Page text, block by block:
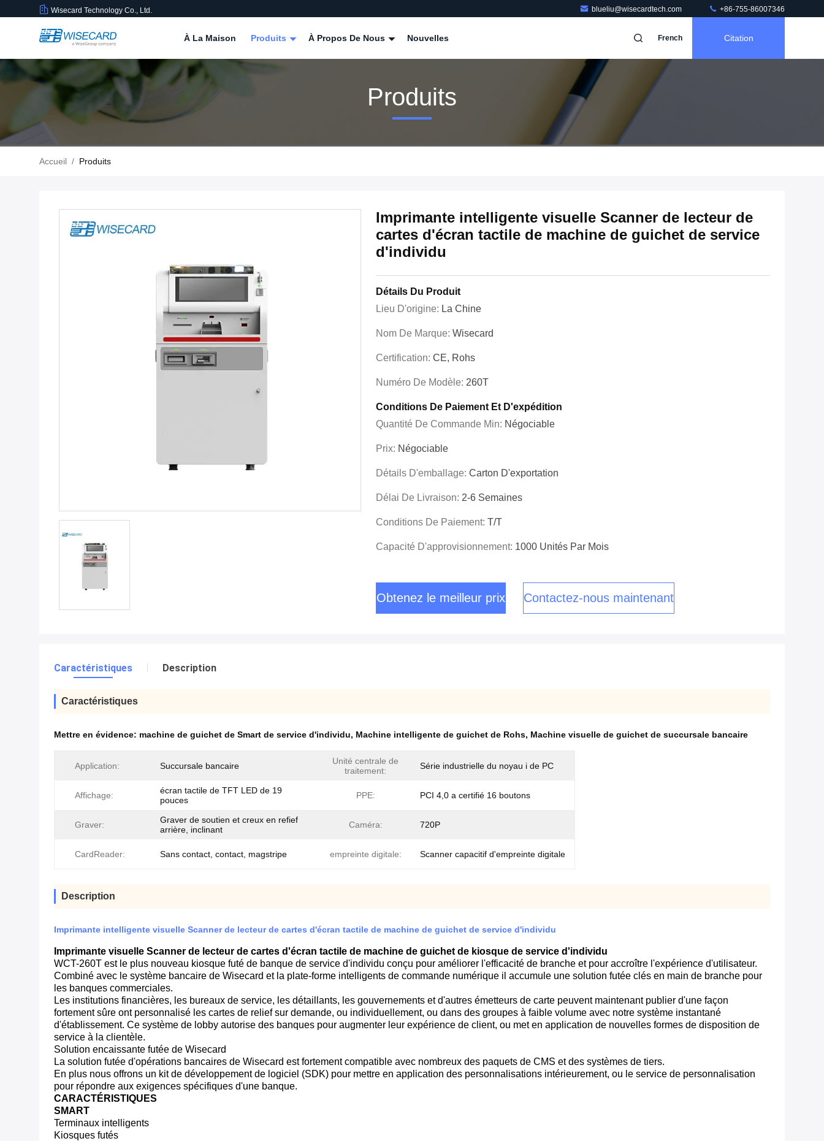
Wisecard Technology Co., Ltd. blueliu@wisecardtech.com +86-755-86007346
À La Maison Produits À Propos De Nous Nouvelles French Citation
Produits
Accueil / Produits
Imprimante intelligente visuelle Scanner de lecteur de
cartes d'écran tactile de machine de guichet de service
d'individu
Détails Du Produit
Lieu D'origine: La Chine
Nom De Marque: Wisecard
Certification: CE, Rohs
Numéro De Modèle: 260T
Conditions De Paiement Et D'expédition
Quantité De Commande Min: Négociable
Prix: Négociable
Détails D'emballage: Carton D'exportation
Délai De Livraison: 2-6 Semaines
Conditions De Paiement: T/T
Capacité D'approvisionnement: 1000 Unités Par Mois
Obtenez le meilleur prix Contactez-nous maintenant
Caractéristiques Description
Caractéristiques
Mettre en évidence: machine de guichet de Smart de service d'individu, Machine intelligente de guichet de Rohs, Machine visuelle de guichet de succursale bancaire
Application: Succursale bancaire
Unité centrale de
traitement:
Série industrielle du noyau i de PC
Affichage:
écran tactile de TFT LED de 19
pouces
PPE: PCI 4,0 a certifié 16 boutons
Graver:
Graver de soutien et creux en refief
arrière, inclinant
Caméra: 720P
CardReader: Sans contact, contact, magstripe empreinte digitale: Scanner capacitif d'empreinte digitale
Description
Imprimante intelligente visuelle Scanner de lecteur de cartes d'écran tactile de machine de guichet de service d'individu
Imprimante visuelle Scanner de lecteur de cartes d'écran tactile de machine de guichet de kiosque de service d'individu
WCT-260T est le plus nouveau kiosque futé de banque de service d'individu conçu pour améliorer l'efficacité de branche et pour accroître l'expérience d'utilisateur.
Combiné avec le système bancaire de Wisecard et la plate-forme intelligents de commande numérique il accumule une solution futée clés en main de branche pour
les banques commerciales.
Les institutions financières, les bureaux de service, les détaillants, les gouvernements et d'autres émetteurs de carte peuvent maintenant publier d'une façon
fortement sûre ont personnalisé les cartes de relief sur demande, ou individuellement, ou dans des groupes à faible volume avec notre système instantané
d'établissement. Ce système de lobby autorise des banques pour augmenter leur expérience de client, ou met en application de nouvelles formes de disposition de
service à la clientèle.
Solution encaissante futée de Wisecard
La solution futée d'opérations bancaires de Wisecard est fortement compatible avec nombreux des paquets de CMS et des systèmes de tiers.
En plus nous offrons un kit de développement de logiciel (SDK) pour mettre en application des personnalisations intérieurement, ou le service de personnalisation
pour répondre aux exigences spécifiques d'une banque.
CARACTÉRISTIQUES
SMART
Terminaux intelligents
Kiosques futés